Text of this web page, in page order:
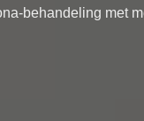
behandeling met